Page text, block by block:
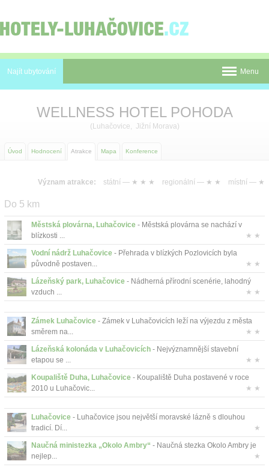
Najít ubytování
Atrakce
O nás
Kontakt
Menu
WELLNESS HOTEL POHODA
(Luhačovice, Jižní Morava)
Úvod Hodnocení Atrakce Mapa Konference
Význam atrakce: státní — ★ ★ ★ regionální — ★ ★ místní — ★
Do 5 km
Městská plovárna, Luhačovice - Městská plovárna se nachází v
blízkosti ...
★ ★
Vodní nádrž Luhačovice - Přehrada v blízkých Pozlovicích byla
původně postaven...
★ ★
Lázeňský park, Luhačovice - Nádherná přírodní scenérie, lahodný
vzduch ...
★ ★
Zámek Luhačovice - Zámek v Luhačovicích leží na výjezdu z města
směrem na...
★ ★
Lázeňská kolonáda v Luhačovicích - Nejvýznamnější stavební
etapou se ...
★ ★
Koupaliště Duha, Luhačovice - Koupaliště Duha postavené v roce
2010 u Luhačovic...
★ ★
Luhačovice - Luhačovice jsou největší moravské lázně s dlouhou
tradicí. Dí...
★
Naučná ministezka „Okolo Ambry“ - Naučná stezka Okolo Ambry je
nejlep...
★